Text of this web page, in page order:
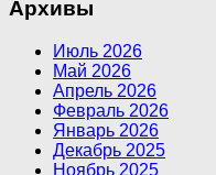
Архивы
Июль 2026
Май 2026
Апрель 2026
Февраль 2026
Январь 2026
Декабрь 2025
Ноябрь 2025